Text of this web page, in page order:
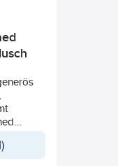
Siljan
sil och